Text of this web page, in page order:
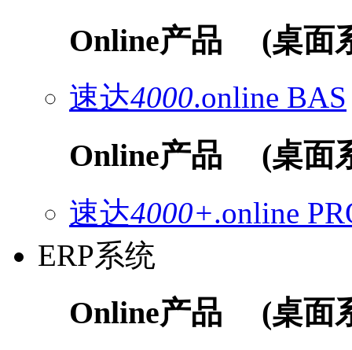
Online产品 (桌面
速达4000.online BAS
Online产品 (桌面
速达4000+.online
ERP系统
Online产品 (桌面